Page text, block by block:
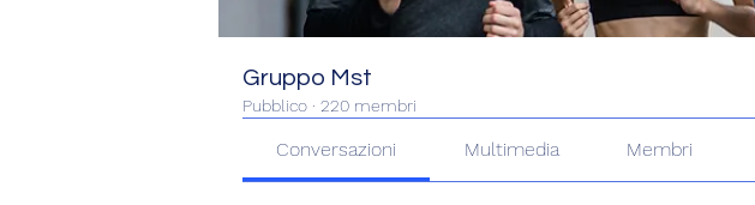
Gruppo Mst
Pubblico · 220 membri
Conversazioni Multimedia Membri